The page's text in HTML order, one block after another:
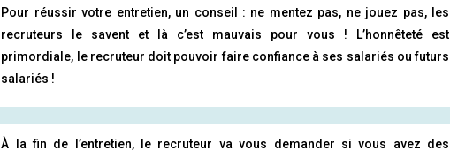
Pour réussir votre entretien, un conseil : ne mentez pas, ne jouez pas, les
recruteurs le savent et là c’est mauvais pour vous ! L’honnêteté est
primordiale, le recruteur doit pouvoir faire confiance à ses salariés ou futurs
salariés !
À la fin de l’entretien, le recruteur va vous demander si vous avez des